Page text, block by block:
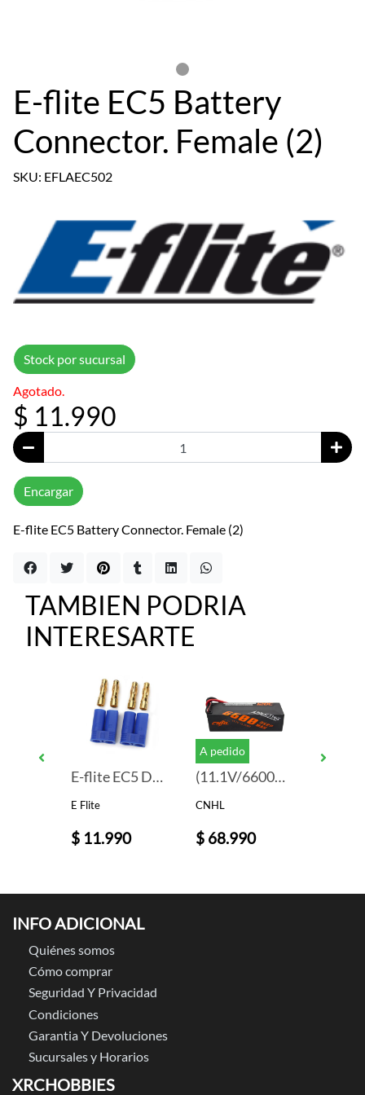
E-flite EC5 Battery
Connector. Female (2)
SKU: EFLAEC502
Stock por sucursal
Agotado.
$ 11.990
Encargar
E-flite EC5 Battery Connector. Female (2)
TAMBIEN PODRIA
INTERESARTE
E-flite EC5 Device Connector. Male (2)
E Flite
$ 11.990
A pedido
(11.1V/6600mAh/Deans)
CNHL
$ 68.990
INFO ADICIONAL
Quiénes somos
Cómo comprar
Seguridad Y Privacidad
Condiciones
Garantia Y Devoluciones
Sucursales y Horarios
XRCHOBBIES